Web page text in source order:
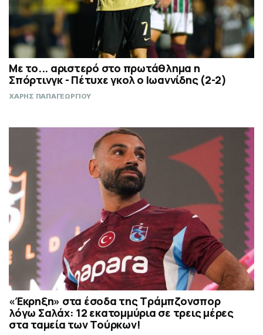
Με το... αριστερό στο πρωτάθλημα η
Σπόρτινγκ - Πέτυχε γκολ ο Ιωαννίδης (2-2)
ΧΑΡΗΣ ΠΑΠΑΓΕΩΡΓΙΟΥ
«Έκρηξη» στα έσοδα της Τράμπζονσπορ
λόγω Σαλάχ: 12 εκατομμύρια σε τρεις μέρες
στα ταμεία των Τούρκων!